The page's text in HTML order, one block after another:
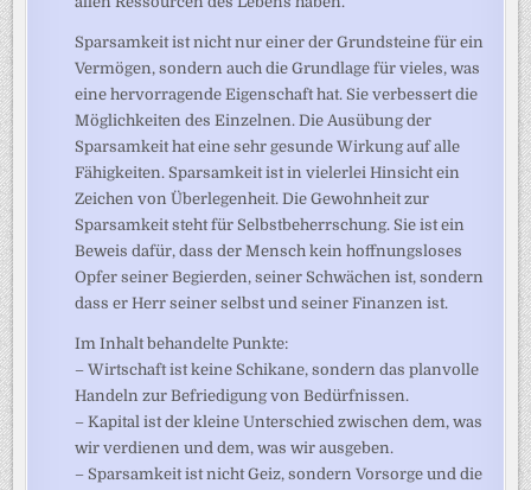
Sparsamkeit ist nicht nur einer der Grundsteine für ein
Vermögen, sondern auch die Grundlage für vieles, was
eine hervorragende Eigenschaft hat. Sie verbessert die
Möglichkeiten des Einzelnen. Die Ausübung der
Sparsamkeit hat eine sehr gesunde Wirkung auf alle
Fähigkeiten. Sparsamkeit ist in vielerlei Hinsicht ein
Zeichen von Überlegenheit. Die Gewohnheit zur
Sparsamkeit steht für Selbstbeherrschung. Sie ist ein
Beweis dafür, dass der Mensch kein hoffnungsloses
Opfer seiner Begierden, seiner Schwächen ist, sondern
dass er Herr seiner selbst und seiner Finanzen ist.
Im Inhalt behandelte Punkte:
– Wirtschaft ist keine Schikane, sondern das planvolle
Handeln zur Befriedigung von Bedürfnissen.
– Kapital ist der kleine Unterschied zwischen dem, was
wir verdienen und dem, was wir ausgeben.
– Sparsamkeit ist nicht Geiz, sondern Vorsorge und die